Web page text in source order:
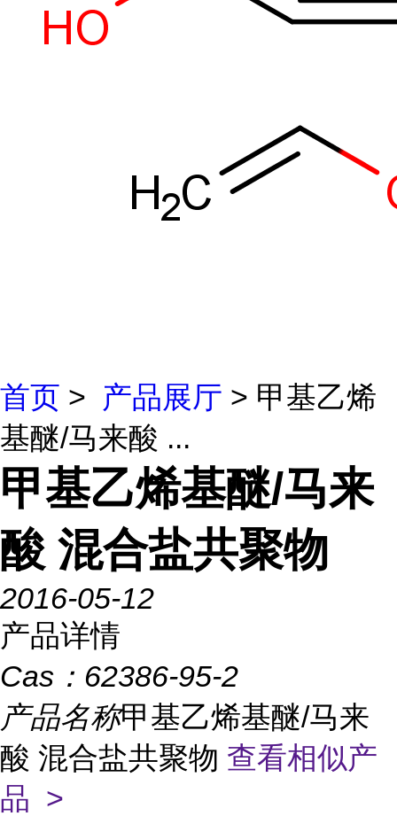
首页 > 产品展厅 > 甲基乙烯
基醚/马来酸 ...
甲基乙烯基醚/马来
酸 混合盐共聚物
2016-05-12
产品详情
Cas： 62386-95-2
产品名称甲基乙烯基醚/马来
酸 混合盐共聚物 查看相似产
品 >